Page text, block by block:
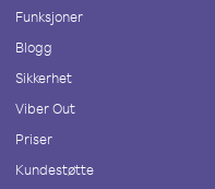
Funksjoner
Blogg
Sikkerhet
Viber Out
Priser
Kundestøtte